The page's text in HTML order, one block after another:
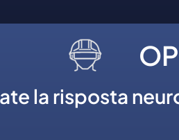
la risposta